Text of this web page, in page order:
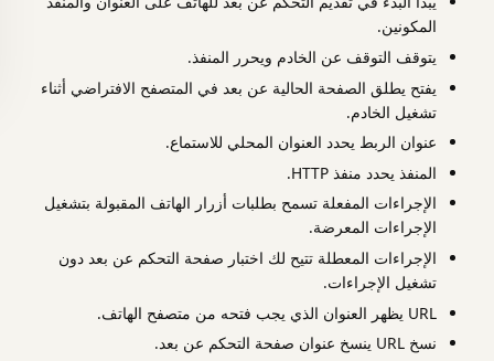
المكونين.
يتوقف التوقف عن الخادم ويحرر المنفذ.
يفتح يطلق الصفحة الحالية عن بعد في المتصفح الافتراضي أثناء
تشغيل الخادم.
عنوان الربط يحدد العنوان المحلي للاستماع.
المنفذ يحدد منفذ HTTP.
الإجراءات المفعلة تسمح بطلبات أزرار الهاتف المقبولة بتشغيل
الإجراءات المعرضة.
الإجراءات المعطلة تتيح لك اختبار صفحة التحكم عن بعد دون
تشغيل الإجراءات.
URL يظهر العنوان الذي يجب فتحه من متصفح الهاتف.
نسخ URL ينسخ عنوان صفحة التحكم عن بعد.